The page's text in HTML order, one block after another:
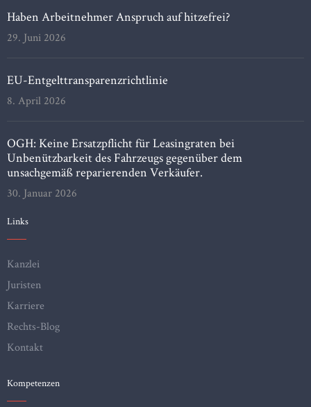
Haben Arbeitnehmer Anspruch auf hitzefrei?
29. Juni 2026
EU-Entgelttransparenzrichtlinie
8. April 2026
OGH: Keine Ersatzpflicht für Leasingraten bei
Unbenützbarkeit des Fahrzeugs gegenüber dem
unsachgemäß reparierenden Verkäufer.
30. Januar 2026
Links
Kanzlei
Juristen
Karriere
Rechts-Blog
Kontakt
Kompetenzen